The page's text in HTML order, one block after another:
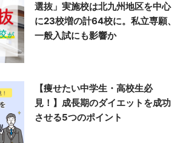
選抜」実施校は北九州地区を中心
に23校増の計64校に。私立専願、
一般入試にも影響か
【痩せたい中学生・高校生必
見！】成長期のダイエットを成功
させる5つのポイント